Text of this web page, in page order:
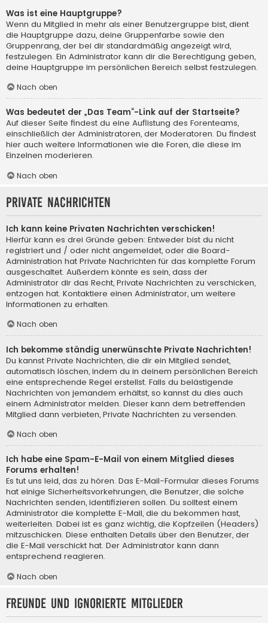
Was ist eine Hauptgruppe?
Wenn du Mitglied in mehr als einer Benutzergruppe bist, dient
die Hauptgruppe dazu, deine Gruppenfarbe sowie den
Gruppenrang, der bei dir standardmäßig angezeigt wird,
festzulegen. Ein Administrator kann dir die Berechtigung geben,
deine Hauptgruppe im persönlichen Bereich selbst festzulegen.
Nach oben
Was bedeutet der „Das Team“-Link auf der Startseite?
Auf dieser Seite findest du eine Auflistung des Forenteams,
einschließlich der Administratoren, der Moderatoren. Du findest
hier auch weitere Informationen wie die Foren, die diese im
Einzelnen moderieren.
Nach oben
Private Nachrichten
Ich kann keine Privaten Nachrichten verschicken!
Hierfür kann es drei Gründe geben: Entweder bist du nicht
registriert und / oder nicht angemeldet, oder die Board-
Administration hat Private Nachrichten für das komplette Forum
ausgeschaltet. Außerdem könnte es sein, dass der
Administrator dir das Recht, Private Nachrichten zu verschicken,
entzogen hat. Kontaktiere einen Administrator, um weitere
Informationen zu erhalten.
Nach oben
Ich bekomme ständig unerwünschte Private Nachrichten!
Du kannst Private Nachrichten, die dir ein Mitglied sendet,
automatisch löschen, indem du in deinem persönlichen Bereich
eine entsprechende Regel erstellst. Falls du belästigende
Nachrichten von jemandem erhältst, so kannst du dies auch
einem Administrator melden. Dieser kann dem betreffenden
Mitglied dann verbieten, Private Nachrichten zu versenden.
Nach oben
Ich habe eine Spam-E-Mail von einem Mitglied dieses
Forums erhalten!
Es tut uns leid, das zu hören. Das E-Mail-Formular dieses Forums
hat einige Sicherheitsvorkehrungen, die Benutzer, die solche
Nachrichten senden, identifizieren sollen. Du solltest einem
Administrator die komplette E-Mail, die du bekommen hast,
weiterleiten. Dabei ist es ganz wichtig, die Kopfzeilen (Headers)
mitzuschicken. Diese enthalten Details über den Benutzer, der
die E-Mail verschickt hat. Der Administrator kann dann
entsprechend reagieren.
Nach oben
Freunde und ignorierte Mitglieder